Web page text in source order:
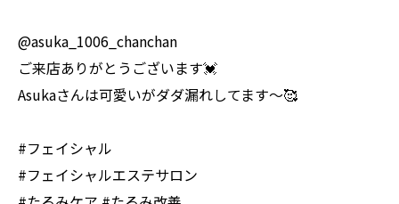
@asuka_1006_chanchan
ご来店ありがとうございます💓
Asukaさんは可愛いがダダ漏れしてます〜🥰
#フェイシャル
#フェイシャルエステサロン